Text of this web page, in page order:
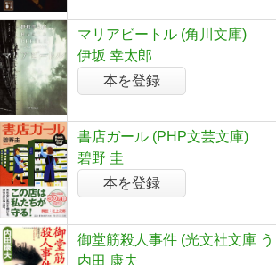
マリアビートル (角川文庫)
伊坂 幸太郎
本を登録
書店ガール (PHP文芸文庫)
碧野 圭
本を登録
御堂筋殺人事件 (光文社文庫
内田 康夫